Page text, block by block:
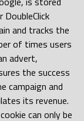
DoubleClick
and tracks the
of times users
advert,
the success
campaign and
its revenue.
can only be